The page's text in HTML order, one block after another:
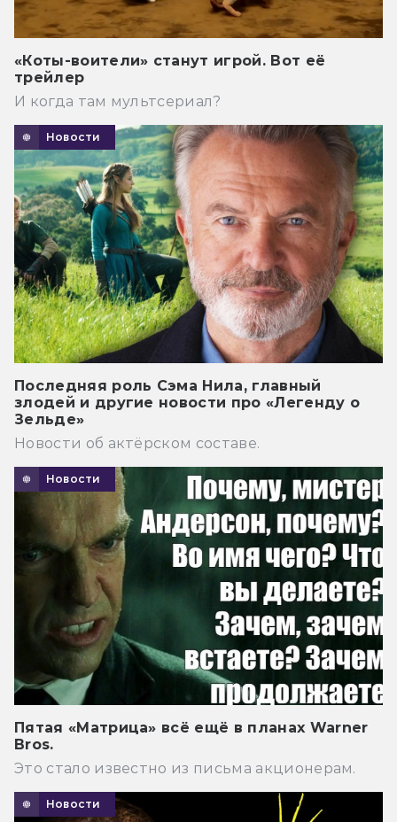
«Коты-воители» станут игрой. Вот её
трейлер
И когда там мультсериал?
Новости
Последняя роль Сэма Нила, главный
злодей и другие новости про «Легенду о
Зельде»
Новости об актёрском составе.
Новости
Пятая «Матрица» всё ещё в планах Warner
Bros.
Это стало известно из письма акционерам.
Новости